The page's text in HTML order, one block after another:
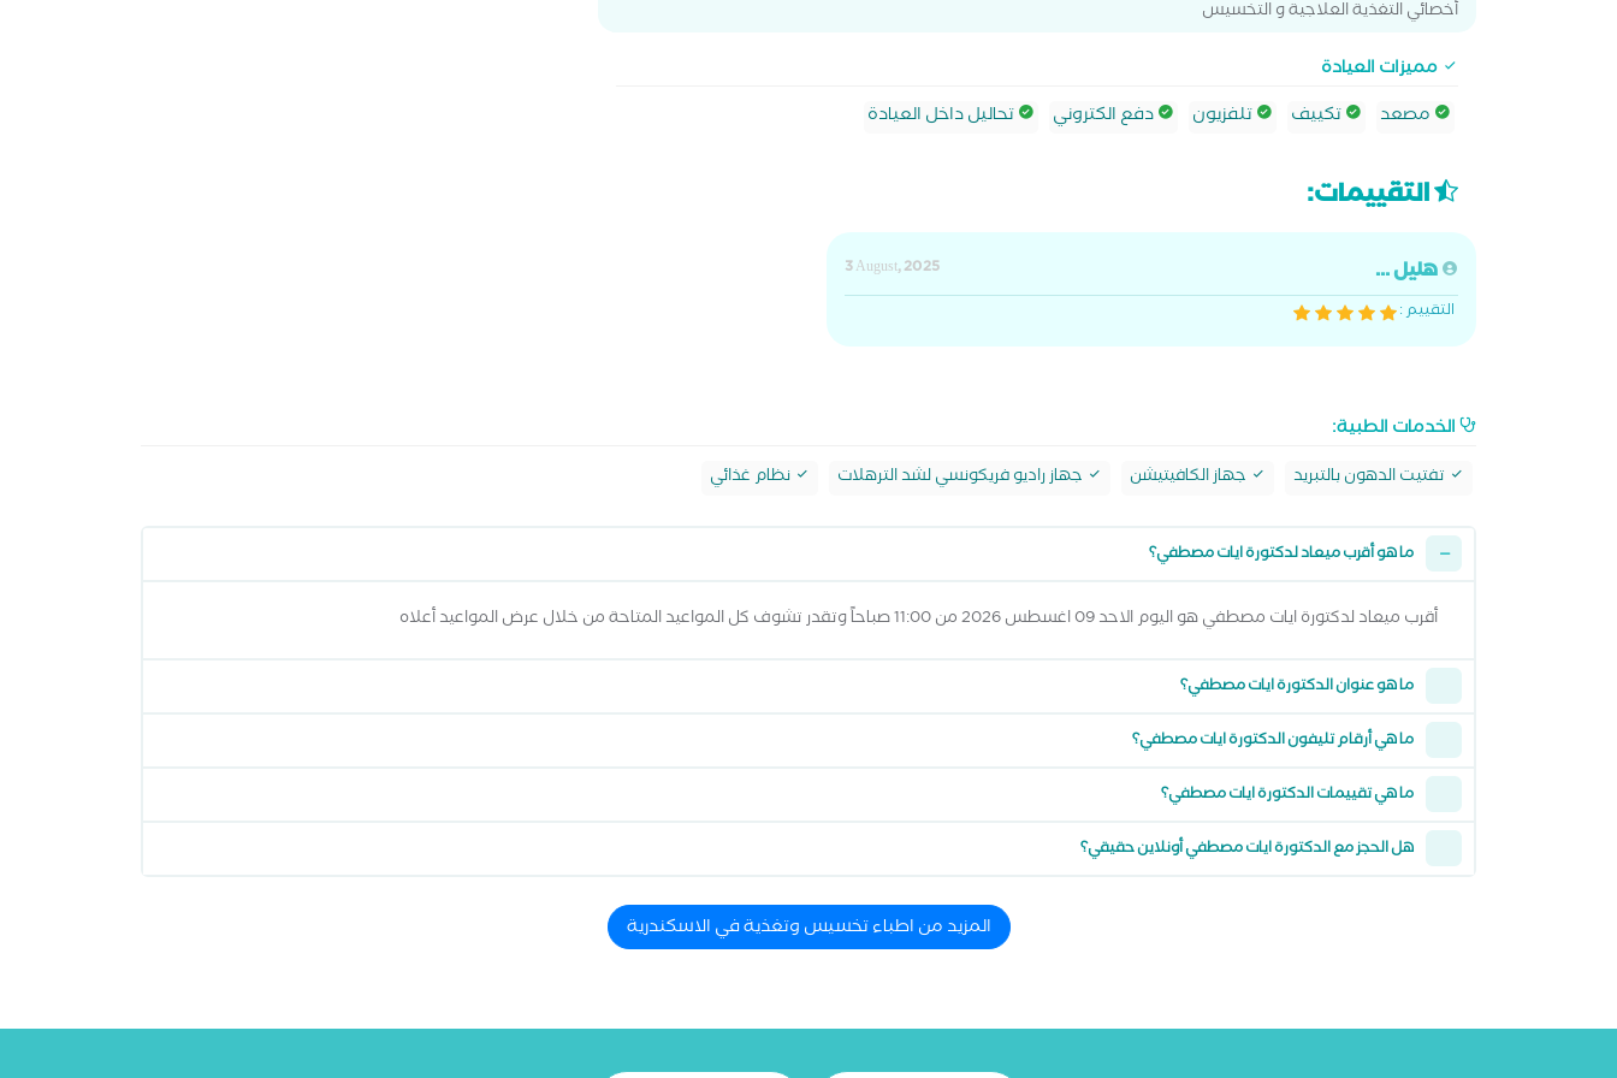
أخصائي التغذية العلاجية و التخسيس
مميزات العيادة
مصعد
تكييف تلفزيون دفع الكتروني تحاليل داخل العيادة
التقييمات:
هليل ...
3 August, 2025
التقييم :
الخدمات الطبية:
تفتيت الدهون بالتبريد جهاز الكافيتيشن جهاز راديو فريكونسي لشد الترهلات نظام غذائي
ما هو أقرب ميعاد لدكتورة ايات مصطفي؟
أقرب ميعاد لدكتورة ايات مصطفي هو اليوم الاحد 09 اغسطس 2026 من 11:00 صباحاً وتقدر تشوف كل المواعيد المتاحة من خلال عرض المواعيد أعلاه
ما هو عنوان الدكتورة ايات مصطفي؟
ما هي أرقام تليفون الدكتورة ايات مصطفي؟
ما هي تقييمات الدكتورة ايات مصطفي؟
هل الحجز مع الدكتورة ايات مصطفي أونلاين حقيقي؟
المزيد من اطباء تخسيس وتغذية في الاسكندرية